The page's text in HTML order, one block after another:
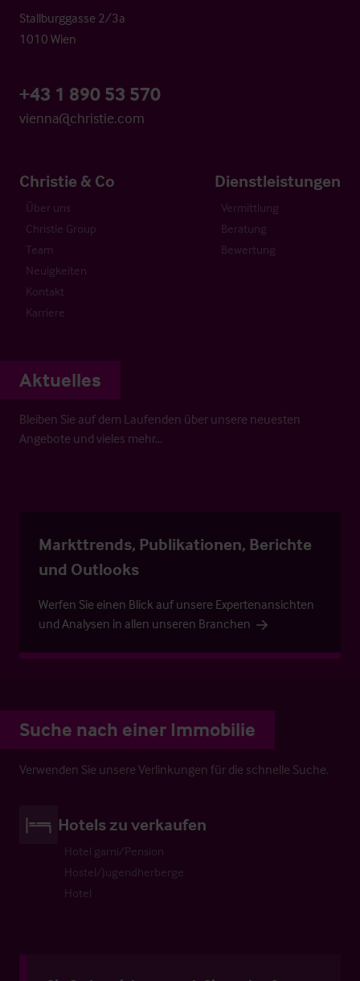
Stallburggasse 2/3a
1010 Wien
+43 1 890 53 570
vienna@christie.com
Christie & Co
Über uns
Christie Group
Team
Neuigkeiten
Kontakt
Karriere
Dienstleistungen
Vermittlung
Beratung
Bewertung
Aktuelles
Bleiben Sie auf dem Laufenden über unsere neuesten
Angebote und vieles mehr…
Markttrends, Publikationen, Berichte
und Outlooks
Werfen Sie einen Blick auf unsere Expertenansichten
und Analysen in allen unseren Branchen
Suche nach einer Immobilie
Verwenden Sie unsere Verlinkungen für die schnelle Suche.
Hotels zu verkaufen
Hotel garni/Pension
Hostel/Jugendherberge
Hotel